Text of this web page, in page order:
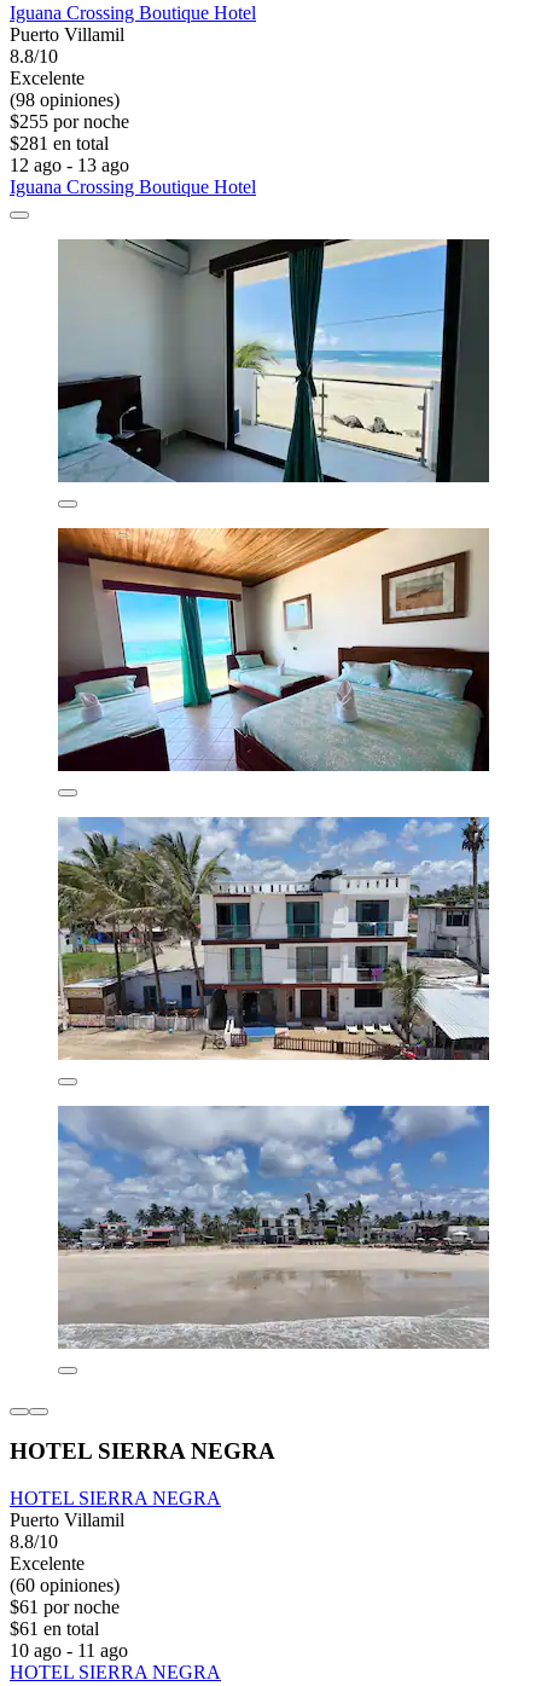
Iguana Crossing Boutique Hotel
Puerto Villamil
8.8/10
Excelente
(98 opiniones)
$255 por noche
$281 en total
12 ago - 13 ago
Iguana Crossing Boutique Hotel
HOTEL SIERRA NEGRA
HOTEL SIERRA NEGRA
Puerto Villamil
8.8/10
Excelente
(60 opiniones)
$61 por noche
$61 en total
10 ago - 11 ago
HOTEL SIERRA NEGRA